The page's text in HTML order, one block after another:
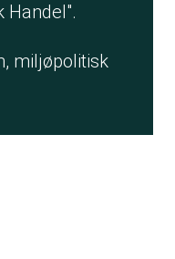
Handel".
miljøpolitisk